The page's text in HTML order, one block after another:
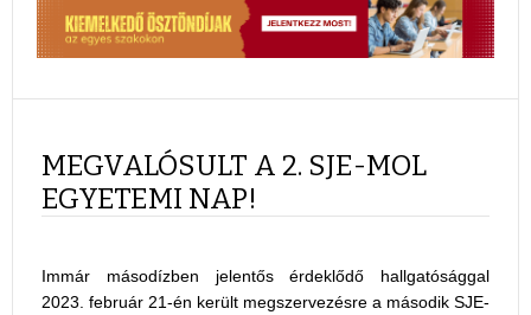
MEGVALÓSULT A 2. SJE-MOL
EGYETEMI NAP!
Immár másodízben jelentős érdeklődő hallgatósággal
2023. február 21-én került megszervezésre a második SJE-